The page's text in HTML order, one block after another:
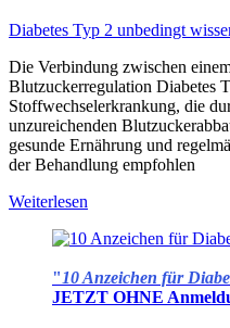
Diabetes Typ 2 unbedingt
Die Verbindung zwischen
Blutzuckerregulation Diabetes
Stoffwechselerkrankung, die
unzureichenden
gesunde Ernährung und
der Behandlung empfohlen
Weiterlesen
"10 Anzeichen für
JETZT OHNE